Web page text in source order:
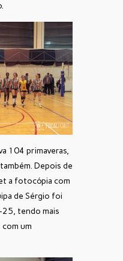
104 primaveras,
Depois de
a fotocópia com
de Sérgio foi
tendo mais
um